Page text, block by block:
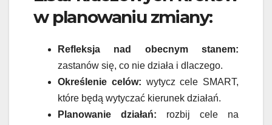
w planowaniu zmiany:
Refleksja nad obecnym stanem:
zastanów się, co nie działa i dlaczego.
Określenie celów: wytycz cele SMART,
które będą wytyczać kierunek działań.
Planowanie działań: rozbij cele na